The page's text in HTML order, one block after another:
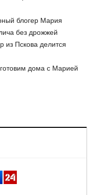
блогер Мария
без дрожжей
из Пскова делится
дома с Марией